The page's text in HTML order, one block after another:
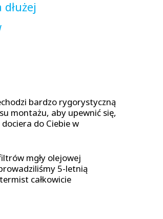
bardzo rygorystyczną
montażu, aby upewnić się,
do Ciebie w
mgły olejowej
5-letnią
całkowicie